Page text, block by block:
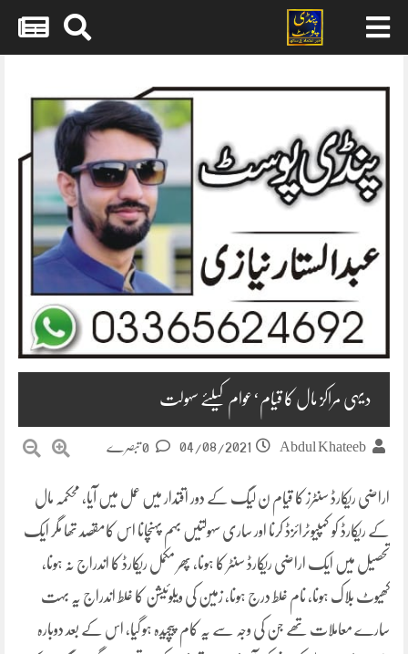
content
دیہی مراکز مال کا قیام‘عوام کیلئے سہولت
Abdul Khateeb
04/08/2021
اراضی ریکارڈ سنٹرز کا قیام ن لیگ کے دور اقتدار میں عمل میں آیا، محکمہ مال
کے ریکارڈ کو کمپیوٹرائزڈ کرنا اور ساری سہولتیں بہم پہنچانا اس کامقصد تھا مگر ایک
تحصیل میں ایک اراضی ریکارڈ سنٹر کا ہونا، پھر مکمل ریکارڈ کا اندراج نہ ہونا،
کھیوٹ بلاک ہونا، نام غلط درج ہونا، زمین کی ویلوئیشن کا غلط اندراج یہ بہت
سارے معاملات تھے جن کی وجہ سے یہ کام پیچیدہ ہو گیا، اس کے بعد دوبارہ